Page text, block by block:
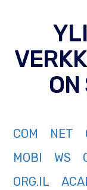
COM NET
MOBI
WS
ORG.IL